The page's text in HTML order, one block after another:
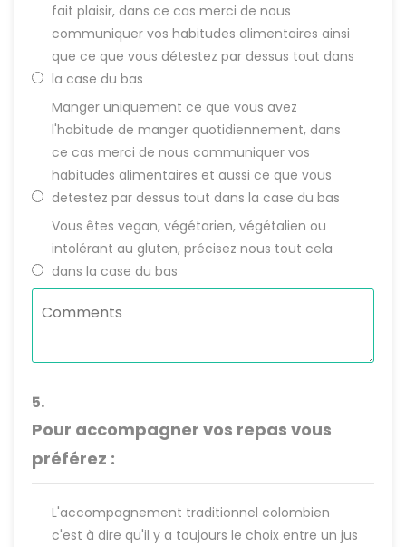
fait plaisir, dans ce cas merci de nous
communiquer vos habitudes alimentaires ainsi
que ce que vous détestez par dessus tout dans
la case du bas
Manger uniquement ce que vous avez
l'habitude de manger quotidiennement, dans
ce cas merci de nous communiquer vos
habitudes alimentaires et aussi ce que vous
detestez par dessus tout dans la case du bas
Vous êtes vegan, végétarien, végétalien ou
intolérant au gluten, précisez nous tout cela
dans la case du bas
5.
Pour accompagner vos repas vous
préférez :
L'accompagnement traditionnel colombien
c'est à dire qu'il y a toujours le choix entre un jus